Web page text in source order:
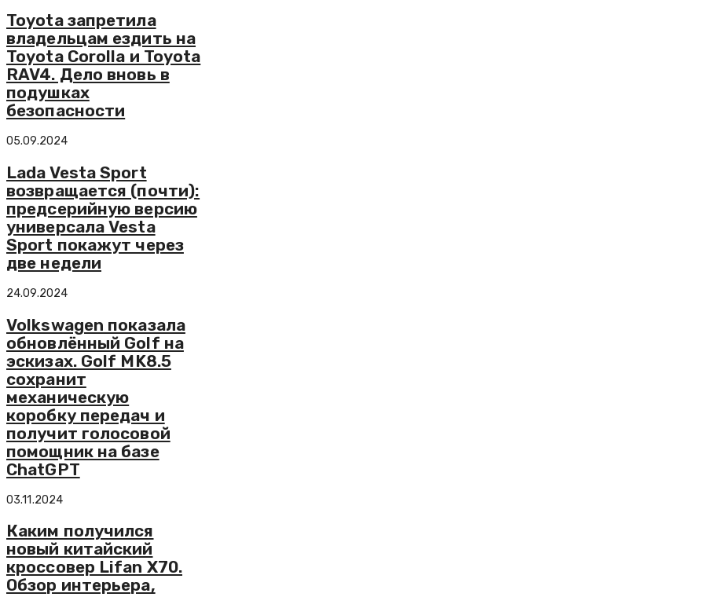
Toyota запретила
владельцам ездить на
Toyota Corolla и Toyota
RAV4. Дело вновь в
подушках
безопасности
05.09.2024
Lada Vesta Sport
возвращается (почти):
предсерийную версию
универсала Vesta
Sport покажут через
две недели
24.09.2024
Volkswagen показала
обновлённый Golf на
эскизах. Golf MK8.5
сохранит
механическую
коробку передач и
получит голосовой
помощник на базе
ChatGPT
03.11.2024
Каким получился
новый китайский
кроссовер Lifan X70.
Обзор интерьера,